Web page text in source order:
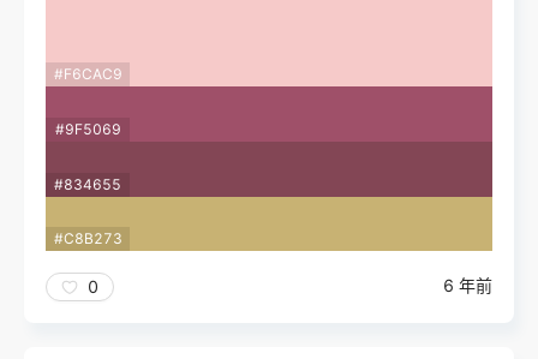
#F6CAC9
#9F5069
#834655
#C8B273
0 6 年前